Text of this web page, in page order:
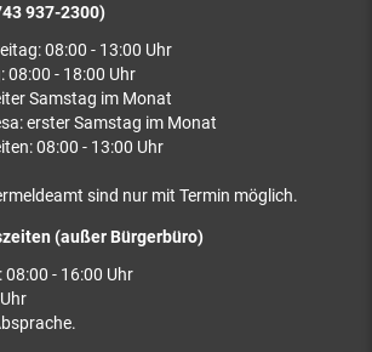
937-2300)
08:00 - 13:00 Uhr
08:00 - 18:00 Uhr
Samstag im Monat
erster Samstag im Monat
08:00 - 13:00 Uhr
sind nur mit Termin möglich.
(außer Bürgerbüro)
- 16:00 Uhr